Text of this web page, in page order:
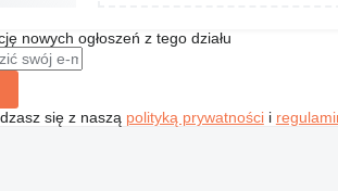
nowych ogłoszeń z tego działu
się z naszą polityką prywatnościi